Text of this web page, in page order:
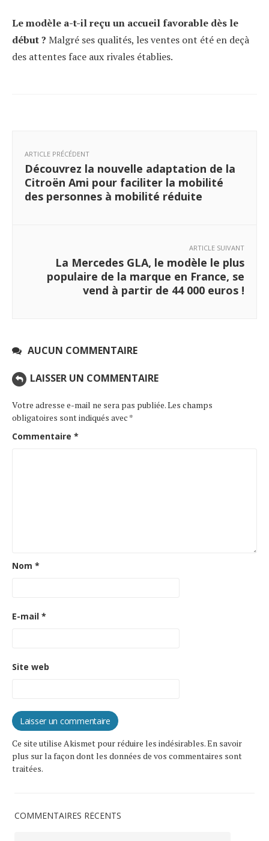
Le modèle a-t-il reçu un accueil favorable dès le
début ? Malgré ses qualités, les ventes ont été en deçà
des attentes face aux rivales établies.
ARTICLE PRÉCÉDENT
Découvrez la nouvelle adaptation de la
Citroën Ami pour faciliter la mobilité
des personnes à mobilité réduite
ARTICLE SUIVANT
La Mercedes GLA, le modèle le plus
populaire de la marque en France, se
vend à partir de 44 000 euros !
AUCUN COMMENTAIRE
LAISSER UN COMMENTAIRE
Votre adresse e-mail ne sera pas publiée.Les champs
obligatoires sont indiqués avec *
Commentaire *
Nom *
E-mail *
Site web
Ce site utilise Akismet pour réduire les indésirables.En savoir
plus sur la façon dont les données de vos commentaires sont
traitées.
COMMENTAIRES RÉCENTS